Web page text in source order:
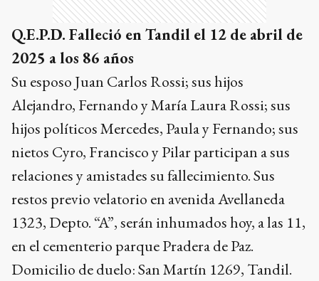
Q.E.P.D. Falleció en Tandil el 12 de abril de
2025 a los 86 años
Su esposo Juan Carlos Rossi; sus hijos
Alejandro, Fernando y María Laura Rossi; sus
hijos políticos Mercedes, Paula y Fernando; sus
nietos Cyro, Francisco y Pilar participan a sus
relaciones y amistades su fallecimiento. Sus
restos previo velatorio en avenida Avellaneda
1323, Depto. “A”, serán inhumados hoy, a las 11,
en el cementerio parque Pradera de Paz.
Domicilio de duelo: San Martín 1269, Tandil.